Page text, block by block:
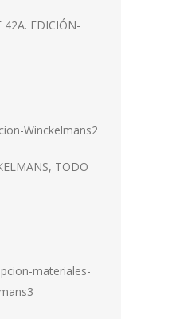
42A. EDICIÓN-
TODO